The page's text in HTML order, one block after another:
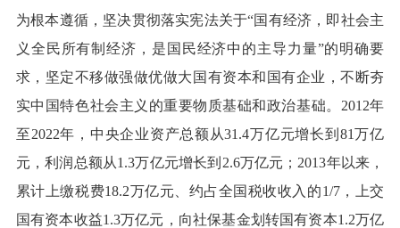
为根本遵循，坚决贯彻落实宪法关于“国有经济，即社会主
义全民所有制经济，是国民经济中的主导力量”的明确要
求，坚定不移做强做优做大国有资本和国有企业，不断夯
实中国特色社会主义的重要物质基础和政治基础。2012年
至2022年，中央企业资产总额从31.4万亿元增长到81万亿
元，利润总额从1.3万亿元增长到2.6万亿元；2013年以来，
累计上缴税费18.2万亿元、约占全国税收收入的1/7，上交
国有资本收益1.3万亿元，向社保基金划转国有资本1.2万亿